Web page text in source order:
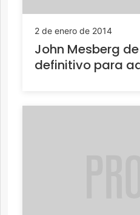
2 de enero de 2014
John Mesberg
definitivo para